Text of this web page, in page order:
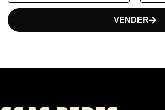
VENDER